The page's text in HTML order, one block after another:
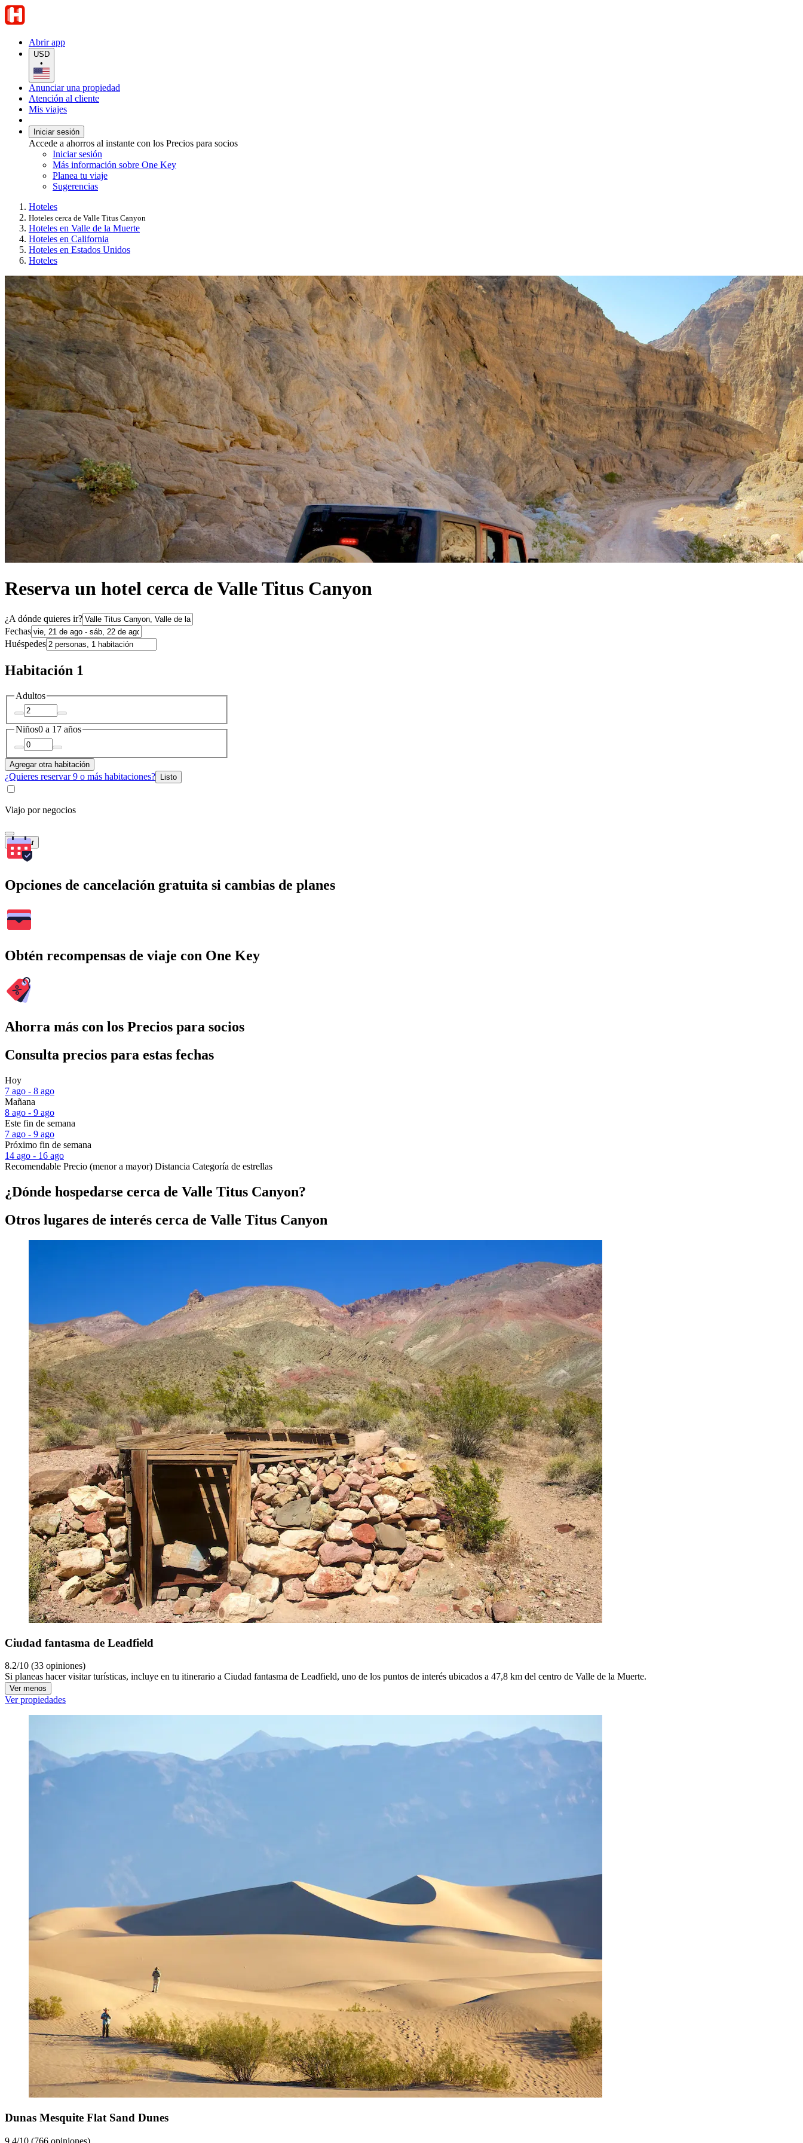
Abrir app
USD
•
Anunciar una propiedad
Atención al cliente
Mis viajes
Iniciar sesión
Accede a ahorros al instante con los Precios para socios
Iniciar sesión
Más información sobre One Key
Planea tu viaje
Sugerencias
Hoteles
Hoteles cerca de Valle Titus Canyon
Hoteles en Valle de la Muerte
Hoteles en California
Hoteles en Estados Unidos
Hoteles
Reserva un hotel cerca de Valle Titus Canyon
¿A dónde quieres ir?
Fechas
Huéspedes
Habitación 1
Adultos
Niños0 a 17 años
Agregar otra habitación
¿Quieres reservar 9 o más habitaciones? Listo
Viajo por negocios
Buscar
Opciones de cancelación gratuita si cambias de planes
Obtén recompensas de viaje con One Key
Ahorra más con los Precios para socios
Consulta precios para estas fechas
Hoy
7 ago - 8 ago
Mañana
8 ago - 9 ago
Este fin de semana
7 ago - 9 ago
Próximo fin de semana
14 ago - 16 ago
Recomendable Precio (menor a mayor) Distancia Categoría de estrellas
¿Dónde hospedarse cerca de Valle Titus Canyon?
Otros lugares de interés cerca de Valle Titus Canyon
Ciudad fantasma de Leadfield
8.2/10 (33 opiniones)
Si planeas hacer visitar turísticas, incluye en tu itinerario a Ciudad fantasma de Leadfield, uno de los puntos de interés ubicados a 47,8 km del centro de Valle de la Muerte.
Ver menos
Ver propiedades
Dunas Mesquite Flat Sand Dunes
9.4/10 (766 opiniones)